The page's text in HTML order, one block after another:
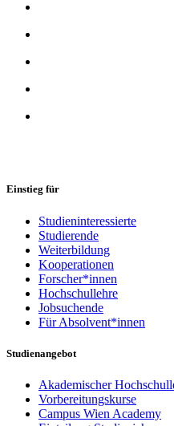
Einstieg für
Studieninteressierte
Studierende
Weiterbildung
Kooperationen
Forscher*innen
Hochschullehre
Jobsuchende
Für Absolvent*innen
Studienangebot
Akademischer
Vorbereitungskurse
Campus Wien Academy